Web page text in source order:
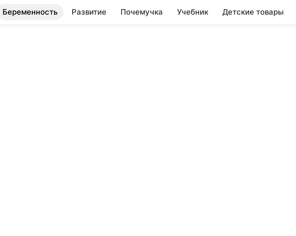
Беременность Развитие Почемучка Учебник Детские товары